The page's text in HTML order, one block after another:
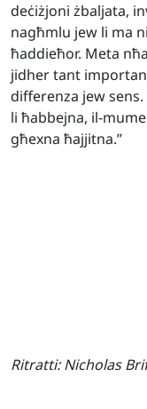
deċiżjoni żbaljata,
nagħmlu jew li ma
ħaddieħor. Meta
jidher tant
differenza jew
li ħabbejna, il-
għexna ħajjitna.”
Ritratti: Nicholas